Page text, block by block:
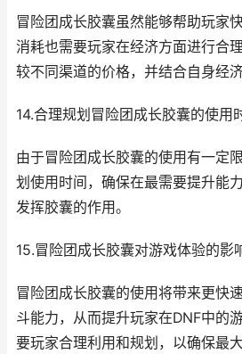
冒险团成长胶囊虽然能够帮助玩家
消耗也需要玩家在经济方面进行合
较不同渠道的价格，并结合自身经
14.合理规划冒险团成长胶囊的使用
由于冒险团成长胶囊的使用有一定
划使用时间，确保在最需要提升能
发挥胶囊的作用。
15.冒险团成长胶囊对游戏体验的影
冒险团成长胶囊的使用将带来更快
斗能力，从而提升玩家在DNF中的
要玩家合理利用和规划，以确保最